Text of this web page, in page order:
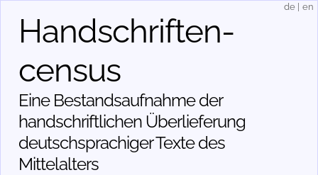
Handschriften­
census
Eine Bestandsaufnahme der
handschriftlichen Über­lieferung
deutschsprachiger Texte des
Mittelalters
de en